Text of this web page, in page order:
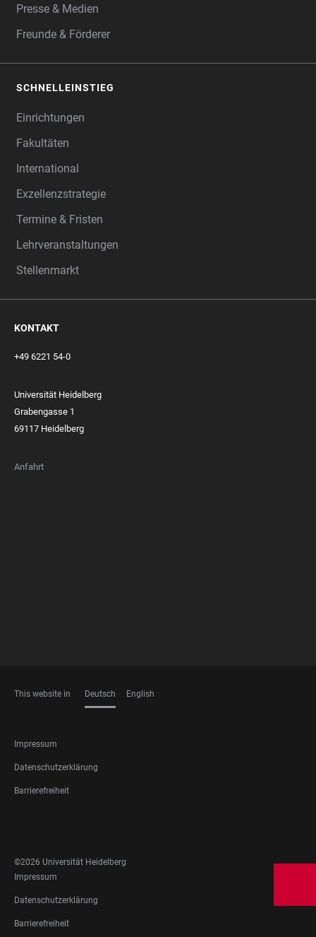
Presse & Medien
Freunde & Förderer
SCHNELLEINSTIEG
Einrichtungen
Fakultäten
International
Exzellenzstrategie
Termine & Fristen
Lehrveranstaltungen
Stellenmarkt
KONTAKT
+49 6221 54-0
Universität Heidelberg
Grabengasse 1
69117 Heidelberg
Anfahrt
This website in Deutsch English
FOOTER
LEGAL
Impressum
Datenschutzerklärung
Barrierefreiheit
MEDIA
©2026 Universität Heidelberg
FOOTER
LEGAL
Impressum
Datenschutzerklärung
Barrierefreiheit